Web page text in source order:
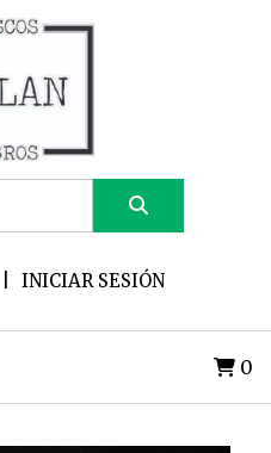
INICIAR SESIÓN
0